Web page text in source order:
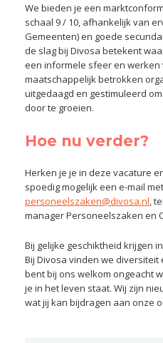
We bieden je een
schaal 9 / 10, afhankelijk van
Gemeenten) en goede
de slag bij Divosa betekent
een informele sfeer en werken
maatschappelijk betrokken
uitgedaagd en gestimuleerd
door te groeien.
Hoe nu verder?
Herken je je in deze vacature
spoedig mogelijk een e-mail
personeelszaken@divosa.nl ,
manager Personeelszaken en
Bij gelijke geschiktheid krijgen
Bij Divosa vinden we diversiteit
bent bij ons welkom ongeacht
je in het leven staat. Wij zijn
wat jij kan bijdragen aan onze